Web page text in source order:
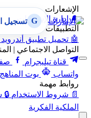
الإشعارات
🔔 إدارة الإشعارات
التطبيقات
🤖 تحميل تطبيق أندرويد
التواصل الاجتماعي |
قناة تيليجرام
واتساب
بوت المناهج
روابط مهمة
📄 شروط الاستخدام 🔒
الملكية الفكرية
G تسجيل